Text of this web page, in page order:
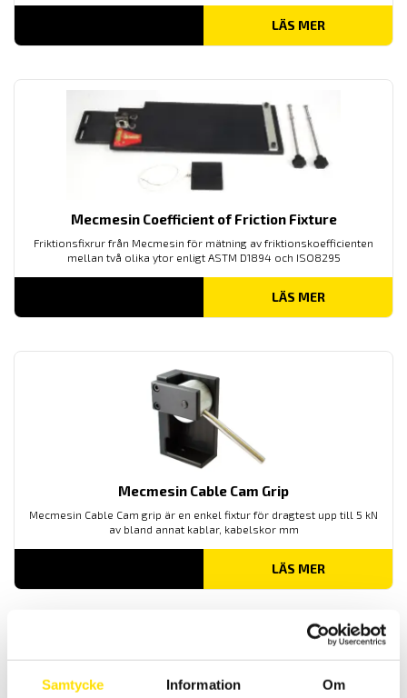
Samtycke Information Om
LÄS MER
Mecmesin Coefficient of Friction Fixture
Friktionsfixrur från Mecmesin för mätning av friktionskoefficienten
mellan två olika ytor enligt ASTM D1894 och ISO8295
LÄS MER
Mecmesin Cable Cam Grip
Mecmesin Cable Cam grip är en enkel fixtur för dragtest upp till 5 kN
av bland annat kablar, kabelskor mm
LÄS MER